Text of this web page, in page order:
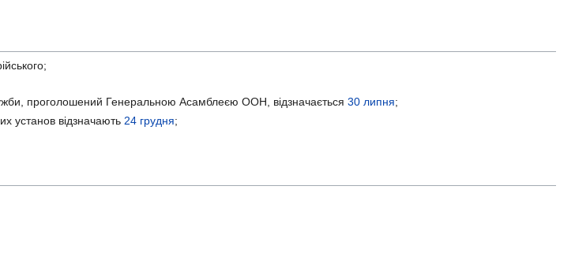
проголошений Генеральною Асамблеєю ООН, відзначається30 липня;
установ відзначають 24 грудня;